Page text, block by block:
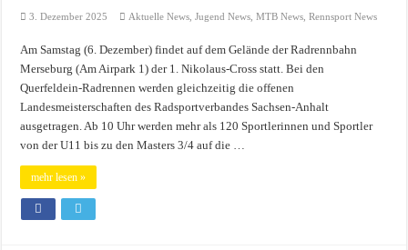
3. Dezember 2025 Aktuelle News ,Jugend News ,MTB News ,Rennsport News
Am Samstag (6. Dezember) findet auf dem Gelände der Radrennbahn
Merseburg (Am Airpark 1) der 1. Nikolaus-Cross statt. Bei den
Querfeldein-Radrennen werden gleichzeitig die offenen
Landesmeisterschaften des Radsportverbandes Sachsen-Anhalt
ausgetragen. Ab 10 Uhr werden mehr als 120 Sportlerinnen und Sportler
von der U11 bis zu den Masters 3/4 auf die …
mehr lesen »